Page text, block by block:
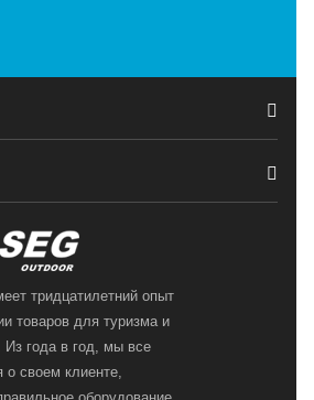
тридцатилетний опыт
товаров для туризма и
Из года в год, мы все
о своем клиенте,